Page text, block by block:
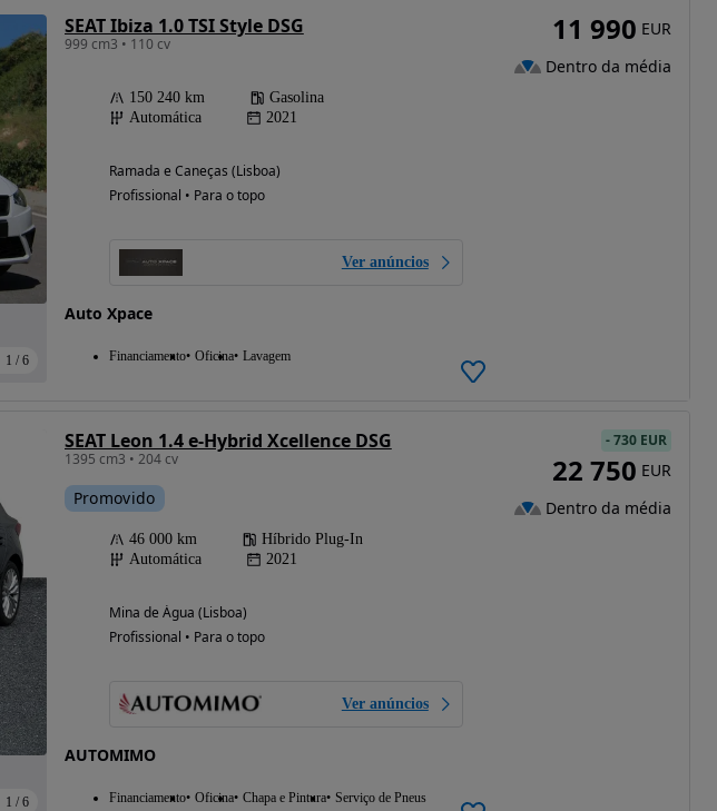
1 / 6
SEAT Ibiza 1.0 TSI Style DSG
999 cm3 • 110 cv
150 240 km
Gasolina
Automática
2021
Ramada e Caneças (Lisboa)
Profissional • Para o topo
Ver anúncios
Auto Xpace
Financiamento Oficina Lavagem
11 990 EUR
Dentro da média
1 / 6
SEAT Leon 1.4 e-Hybrid Xcellence DSG
1395 cm3 • 204 cv
Promovido
46 000 km
Híbrido Plug-In
Automática
2021
Mina de Água (Lisboa)
Profissional • Para o topo
Ver anúncios
AUTOMIMO
Financiamento Oficina Chapa e Pintura Serviço de Pneus
-730 EUR
22 750 EUR
Dentro da média